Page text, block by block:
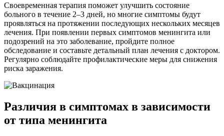
Своевременная терапия поможет улучшить состояние
больного в течение 2–3 дней, но многие симптомы будут
проявляться на протяжении последующих нескольких месяцев
лечения. При появлении первых симптомов менингита или
подозрений на это заболевание, пройдите полное
обследование и составьте детальный план лечения с доктором.
Регулярно соблюдайте профилактические меры для снижения
риска заражения.
Различия в симптомах в зависимости
от типа менингита